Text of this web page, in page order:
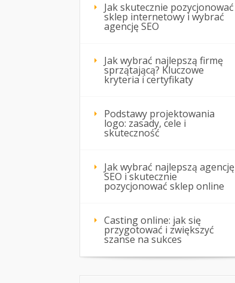
Jak skutecznie pozycjonować
sklep internetowy i wybrać
agencję SEO
Jak wybrać najlepszą firmę
sprzątającą? Kluczowe
kryteria i certyfikaty
Podstawy projektowania
logo: zasady, cele i
skuteczność
Jak wybrać najlepszą agencję
SEO i skutecznie
pozycjonować sklep online
Casting online: jak się
przygotować i zwiększyć
szanse na sukces